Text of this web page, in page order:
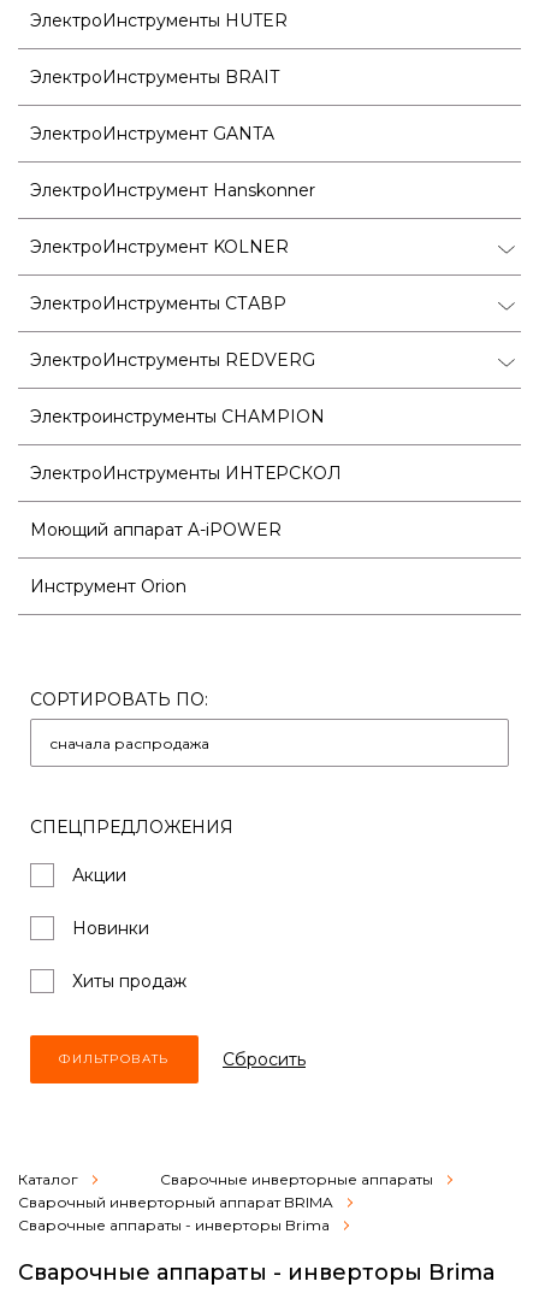
ЭлектроИнструменты HUTER
ЭлектроИнструменты BRAIT
ЭлектроИнструмент GANTA
ЭлектроИнструмент Hanskonner
ЭлектроИнструмент KOLNER
ЭлектроИнструменты СТАВР
ЭлектроИнструменты REDVERG
Электроинструменты CHAMPION
ЭлектроИнструменты ИНТЕРСКОЛ
Моющий аппарат A-iPOWER
Инструмент Orion
СОРТИРОВАТЬ ПО:
СПЕЦПРЕДЛОЖЕНИЯ
Акции
Новинки
Хиты продаж
Cбросить
Каталог
Сварочные инверторные аппараты
Сварочный инверторный аппарат BRIMA
Сварочные аппараты - инверторы Brima
Сварочные аппараты - инверторы Brima